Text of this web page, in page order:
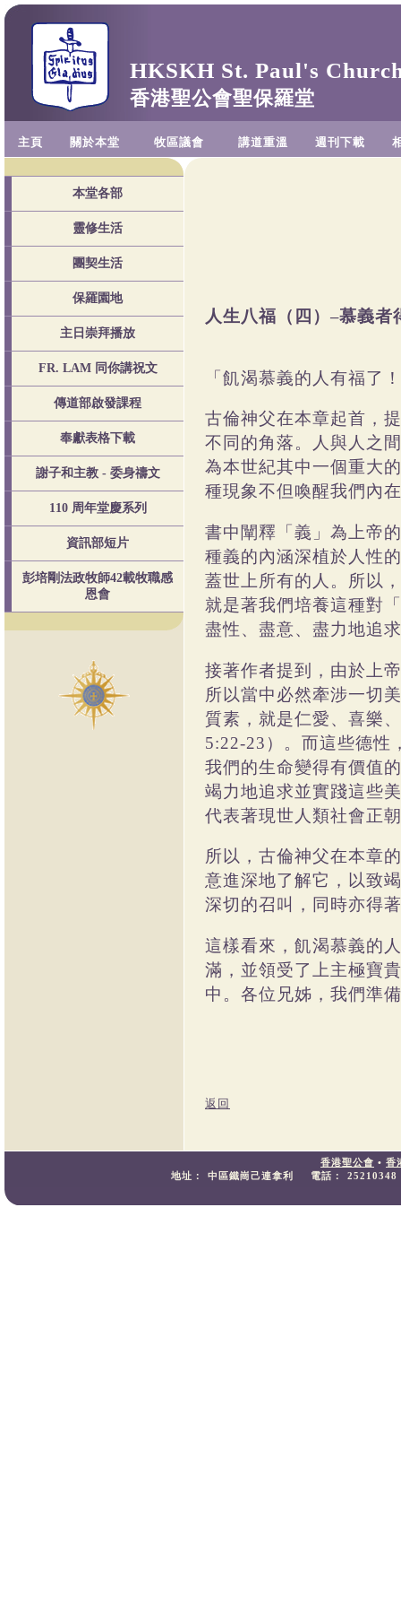
HKSKH St. Paul's
香港聖公會聖保羅堂
主頁 關於本堂 牧區議會 講道重溫 週刊下載
本堂各部
靈修生活
團契生活
保羅園地
主日崇拜播放
FR. LAM 同你講祝文
傳道部啟發課程
奉獻表格下載
謝子和主教 - 委身禱文
110 周年堂慶系列
資訊部短片
彭培剛法政牧師42載牧職感
恩會
人生八福（四）–慕義者
「飢渴慕義的人有福了
古倫神父在本章起首，
不同的角落。人與人之
為本世紀其中一個重大
種現象不但喚醒我們內
書中闡釋「義」為上帝
種義的內涵深植於人性
蓋世上所有的人。所以
就是著我們培養這種對
盡性、盡意、盡力地追
接著作者提到，由於上
所以當中必然牽涉一切
質素，就是仁愛、喜樂
5:22-23 ）。而這些德性
我們的生命變得有價值
竭力地追求並實踐這些
代表著現世人類社會正
所以，古倫神父在本章
意進深地了解它，以致
深切的召叫，同時亦得
這樣看來，飢渴慕義的
滿，並領受了上主極寶
中。各位兄姊，我們準
返回
香港聖公會 • 香
地址：
中區鐵崗己連拿利 電話： 25210348